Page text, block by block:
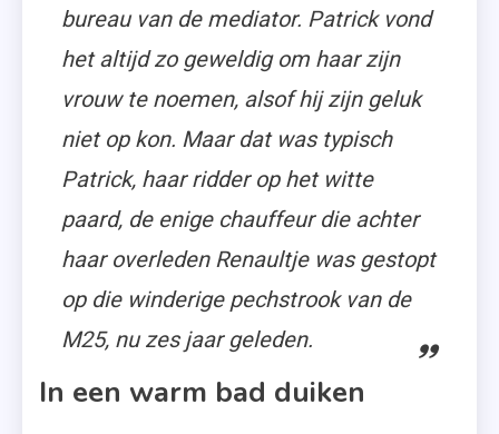
bureau van de mediator. Patrick vond
het altijd zo geweldig om haar zijn
vrouw te noemen, alsof hij zijn geluk
niet op kon. Maar dat was typisch
Patrick, haar ridder op het witte
paard, de enige chauffeur die achter
haar overleden Renaultje was gestopt
op die winderige pechstrook van de
M25, nu zes jaar geleden.
In een warm bad duiken